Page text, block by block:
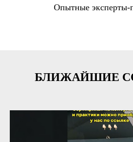
Опытные эксперты-
БЛИЖАЙШИЕ